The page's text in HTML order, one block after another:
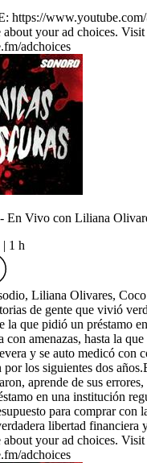
https://
about your ad choices. Visit
adchoices
En Vivo con Liliana
1 h
Liliana Olivares,
de gente que vivió
la que pidió un préstamo
con amenazas, hasta la
y se auto medicó con
por los siguientes dos
aprende de sus
en una institución
para comprar con
libertad financiera
about your ad choices. Visit
adchoices